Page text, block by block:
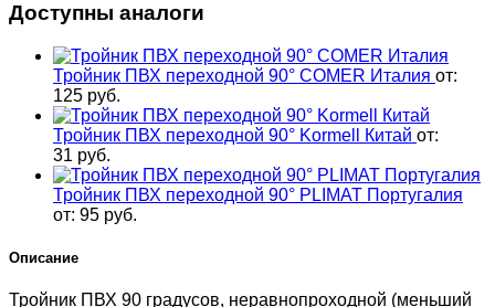
Доступны аналоги
Тройник ПВХ переходной 90° COMER Италия от:
125 руб.
Тройник ПВХ переходной 90° Kormell Китай от:
31 руб.
Тройник ПВХ переходной 90° PLIMAT Португалия
от: 95 руб.
Описание
Тройник ПВХ 90 градусов, неравнопроходной (меньший